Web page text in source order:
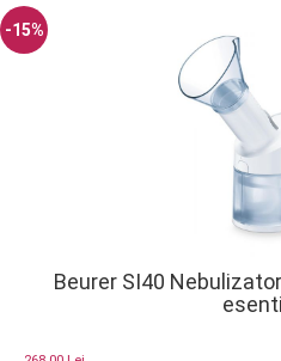
-15%
Beurer SI40